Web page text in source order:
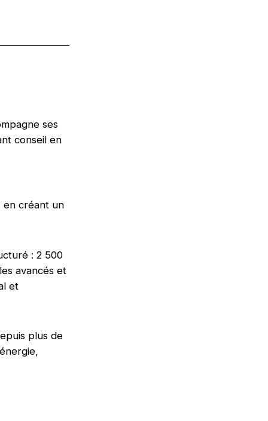
ses
conseil en
en créant un
: 2 500
avancés et
et
plus de